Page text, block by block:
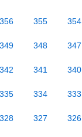
356 355 354
349 348 347
342 341 340
335 334 333
328 327 326